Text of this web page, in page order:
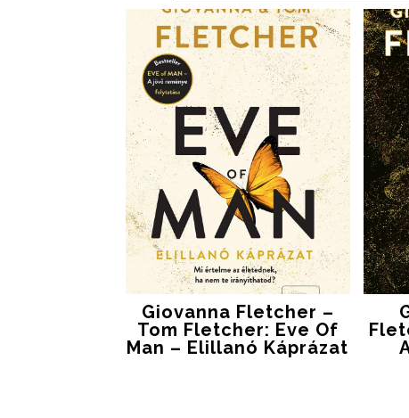
Giovanna Fletcher –
Tom Fletcher: Eve ​of
Man – Elillanó Káprázat